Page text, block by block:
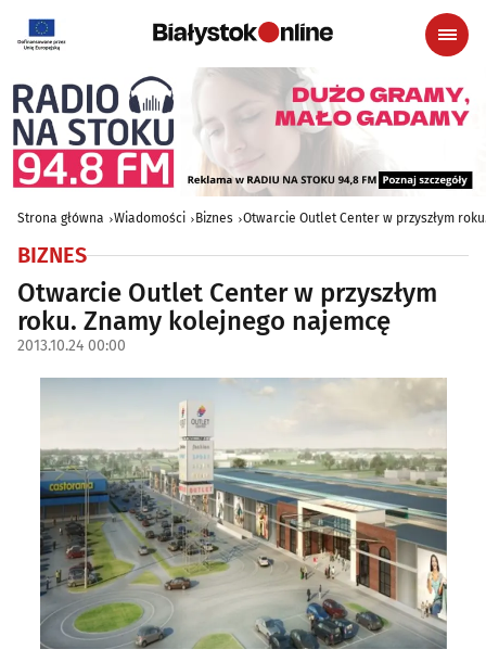
Strona główna Wiadomości Biznes Otwarcie Outlet Center w przyszłym
BIZNES
Otwarcie Outlet Center w przyszłym
roku. Znamy kolejnego najemcę
2013.10.24 00:00